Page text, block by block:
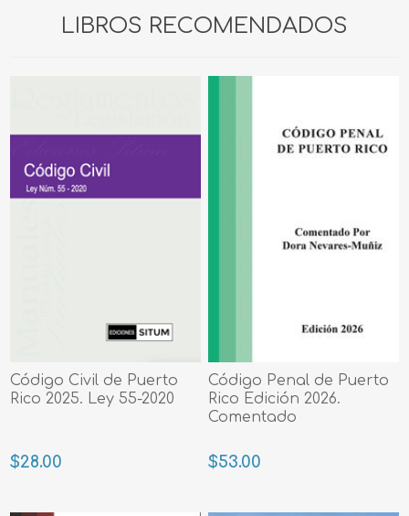
LIBROS RECOMENDADOS
Código Civil de Puerto
Rico 2025. Ley 55-2020
$28.00
Código Penal de Puerto
Rico Edición 2026.
Comentado
$53.00